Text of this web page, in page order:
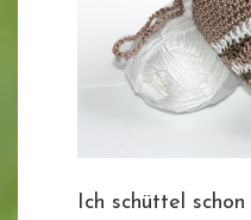
Ich schüttel